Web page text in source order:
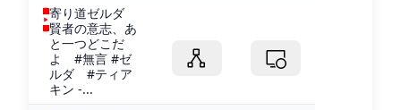
寄り道ゼルダ
賢者の意志、あ
と一つどこだ
よ #無言 #ゼ
ルダ #ティア
キン -...